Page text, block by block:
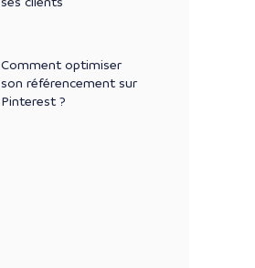
Comment optimiser
son référencement sur
Pinterest ?